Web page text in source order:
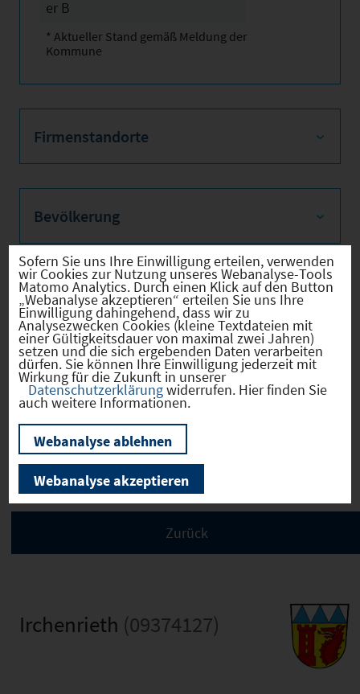
er B
* Aktueller Stand gemäß Meldung der
Kommune
Firmenstandorte
Bevölkerung
Sozialvers. Beschäftigte
Verkehrsinfrastruktur
Kommunale Infrastruktur
Irchenrieth (09374127)
Sofern Sie uns Ihre Einwilligung erteilen, verwenden
wir Cookies zur Nutzung unseres Webanalyse-Tools
Matomo Analytics. Durch einen Klick auf den Button
„Webanalyse akzeptieren“ erteilen Sie uns Ihre
Einwilligung dahingehend, dass wir zu
Analysezwecken Cookies (kleine Textdateien mit
einer Gültigkeitsdauer von maximal zwei Jahren)
setzen und die sich ergebenden Daten verarbeiten
dürfen. Sie können Ihre Einwilligung jederzeit mit
Wirkung für die Zukunft in unserer
Datenschutzerklärungwiderrufen. Hier finden Sie
auch weitere Informationen.
Webanalyse ablehnen
Webanalyse akzeptieren